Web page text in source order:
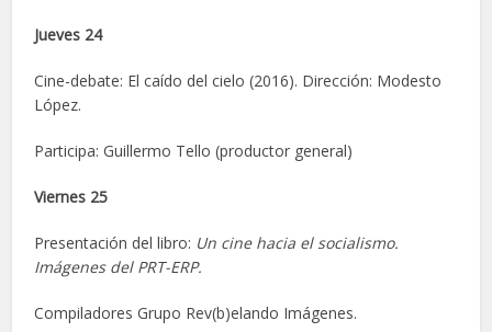
Jueves 24
Cine-debate: El caído del cielo (2016). Dirección: Modesto
López.
Participa: Guillermo Tello (productor general)
Viernes 25
Presentación del libro: Un cine hacia el socialismo.
Imágenes del PRT-ERP.
Compiladores Grupo Rev(b)elando Imágenes.